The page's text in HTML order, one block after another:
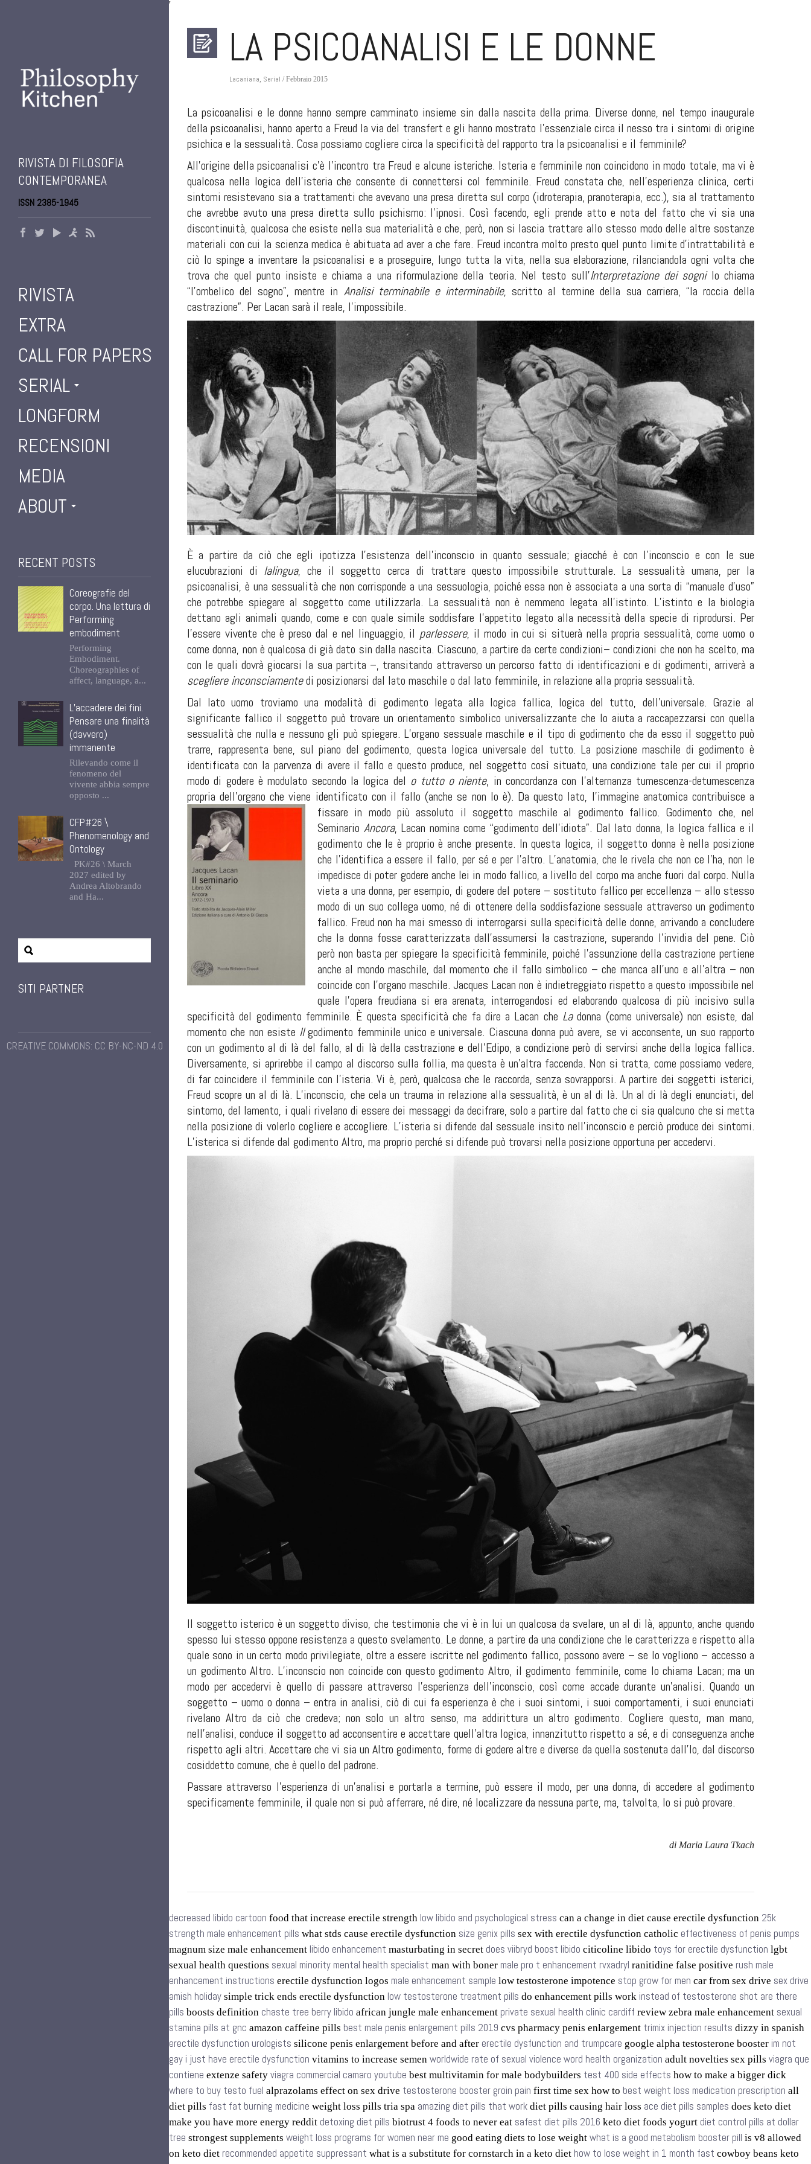
'
RIVISTA DI FILOSOFIA
CONTEMPORANEA
ISSN 2385-1945
RIVISTA
EXTRA
CALL FOR PAPERS
SERIAL
LONGFORM
RECENSIONI
MEDIA
ABOUT
RECENT POSTS
Coreografie del
corpo. Una lettura di
Performing
embodiment
Performing
Embodiment.
Choreographies of
affect, language, a...
L’accadere dei fini.
Pensare una finalità
(davvero)
immanente
Rilevando come il
fenomeno del
vivente abbia sempre
opposto ...
CFP#26 \
Phenomenology and
Ontology
PK#26 \ March
2027 edited by
Andrea Altobrando
and Ha...
SITI PARTNER
CREATIVE COMMONS: CC BY-NC-ND 4.0
LA PSICOANALISI E LE DONNE
Lacaniana, Serial / Febbraio 2015
La psicoanalisi e le donne hanno sempre camminato insieme sin dalla nascita della prima. Diverse donne, nel tempo inaugurale
della psicoanalisi, hanno aperto a Freud la via del transfert e gli hanno mostrato l’essenziale circa il nesso tra i sintomi di origine
psichica e la sessualità. Cosa possiamo cogliere circa la specificità del rapporto tra la psicoanalisi e il femminile?
All’origine della psicoanalisi c’è l’incontro tra Freud e alcune isteriche. Isteria e femminile non coincidono in modo totale, ma vi è
qualcosa nella logica dell’isteria che consente di connettersi col femminile. Freud constata che, nell’esperienza clinica, certi
sintomi resistevano sia a trattamenti che avevano una presa diretta sul corpo (idroterapia, pranoterapia, ecc.), sia al trattamento
che avrebbe avuto una presa diretta sullo psichismo: l’ipnosi. Così facendo, egli prende atto e nota del fatto che vi sia una
discontinuità, qualcosa che esiste nella sua materialità e che, però, non si lascia trattare allo stesso modo delle altre sostanze
materiali con cui la scienza medica è abituata ad aver a che fare. Freud incontra molto presto quel punto limite d’intrattabilità e
ciò lo spinge a inventare la psicoanalisi e a proseguire, lungo tutta la vita, nella sua elaborazione, rilanciandola ogni volta che
trova che quel punto insiste e chiama a una riformulazione della teoria. Nel testo sull’Interpretazione dei sognilo chiama
“l’ombelico del sogno”, mentre in Analisi terminabile e interminabile, scritto al termine della sua carriera, “la roccia della
castrazione”. Per Lacan sarà il reale, l’impossibile.
È a partire da ciò che egli ipotizza l’esistenza dell’inconscio in quanto sessuale; giacché è con l’inconscio e con le sue
elucubrazioni di lalingua, che il soggetto cerca di trattare questo impossibile strutturale. La sessualità umana, per la
psicoanalisi, è una sessualità che non corrisponde a una sessuologia, poiché essa non è associata a una sorta di “manuale d’uso”
che potrebbe spiegare al soggetto come utilizzarla. La sessualità non è nemmeno legata all’istinto. L’istinto e la biologia
dettano agli animali quando, come e con quale simile soddisfare l’appetito legato alla necessità della specie di riprodursi. Per
l’essere vivente che è preso dal e nel linguaggio, il parlessere, il modo in cui si situerà nella propria sessualità, come uomo o
come donna, non è qualcosa di già dato sin dalla nascita. Ciascuno, a partire da certe condizioni– condizioni che non ha scelto, ma
con le quali dovrà giocarsi la sua partita –, transitando attraverso un percorso fatto di identificazioni e di godimenti, arriverà a
scegliere inconsciamentedi posizionarsi dal lato maschile o dal lato femminile, in relazione alla propria sessualità.
Dal lato uomo troviamo una modalità di godimento legata alla logica fallica, logica del tutto, dell’universale. Grazie al
significante fallico il soggetto può trovare un orientamento simbolico universalizzante che lo aiuta a raccapezzarsi con quella
sessualità che nulla e nessuno gli può spiegare. L’organo sessuale maschile e il tipo di godimento che da esso il soggetto può
trarre, rappresenta bene, sul piano del godimento, questa logica universale del tutto. La posizione maschile di godimento è
identificata con la parvenza di avere il fallo e questo produce, nel soggetto così situato, una condizione tale per cui il proprio
modo di godere è modulato secondo la logica del o tutto o niente, in concordanza con l’alternanza tumescenza-detumescenza
propria dell’organo che viene identificato con il fallo (anche se non lo è). Da questo lato, l’immagine anatomica contribuisce a
fissare in modo più assoluto il soggetto maschile al godimento fallico. Godimento che, nel
Seminario Ancora, Lacan nomina come “godimento dell’idiota”. Dal lato donna, la logica fallica e il
godimento che le è proprio è anche presente. In questa logica, il soggetto donna è nella posizione
che l’identifica a essere il fallo, per sé e per l’altro. L’anatomia, che le rivela che non ce l’ha, non le
impedisce di poter godere anche lei in modo fallico, a livello del corpo ma anche fuori dal corpo. Nulla
vieta a una donna, per esempio, di godere del potere – sostituto fallico per eccellenza – allo stesso
modo di un suo collega uomo, né di ottenere della soddisfazione sessuale attraverso un godimento
fallico. Freud non ha mai smesso di interrogarsi sulla specificità delle donne, arrivando a concludere
che la donna fosse caratterizzata dall’assumersi la castrazione, superando l’invidia del pene. Ciò
però non basta per spiegare la specificità femminile, poiché l’assunzione della castrazione pertiene
anche al mondo maschile, dal momento che il fallo simbolico – che manca all’uno e all’altra – non
coincide con l’organo maschile. Jacques Lacan non è indietreggiato rispetto a questo impossibile nel
quale l’opera freudiana si era arenata, interrogandosi ed elaborando qualcosa di più incisivo sulla
specificità del godimento femminile. È questa specificità che fa dire a Lacan che Ladonna (come universale) non esiste, dal
momento che non esiste Ilgodimento femminile unico e universale. Ciascuna donna può avere, se vi acconsente, un suo rapporto
con un godimento al di là del fallo, al di là della castrazione e dell’Edipo, a condizione però di servirsi anche della logica fallica.
Diversamente, si aprirebbe il campo al discorso sulla follia, ma questa è un’altra faccenda. Non si tratta, come possiamo vedere,
di far coincidere il femminile con l’isteria. Vi è, però, qualcosa che le raccorda, senza sovrapporsi. A partire dei soggetti isterici,
Freud scopre un al di là. L’inconscio, che cela un trauma in relazione alla sessualità, è un al di là. Un al di là degli enunciati, del
sintomo, del lamento, i quali rivelano di essere dei messaggi da decifrare, solo a partire dal fatto che ci sia qualcuno che si metta
nella posizione di volerlo cogliere e accogliere. L’isteria si difende dal sessuale insito nell’inconscio e perciò produce dei sintomi.
L’isterica si difende dal godimento Altro, ma proprio perché si difende può trovarsi nella posizione opportuna per accedervi.
Il soggetto isterico è un soggetto diviso, che testimonia che vi è in lui un qualcosa da svelare, un al di là, appunto, anche quando
spesso lui stesso oppone resistenza a questo svelamento. Le donne, a partire da una condizione che le caratterizza e rispetto alla
quale sono in un certo modo privilegiate, oltre a essere iscritte nel godimento fallico, possono avere – se lo vogliono – accesso a
un godimento Altro. L’inconscio non coincide con questo godimento Altro, il godimento femminile, come lo chiama Lacan; ma un
modo per accedervi è quello di passare attraverso l’esperienza dell’inconscio, così come accade durante un’analisi. Quando un
soggetto – uomo o donna – entra in analisi, ciò di cui fa esperienza è che i suoi sintomi, i suoi comportamenti, i suoi enunciati
rivelano Altro da ciò che credeva; non solo un altro senso, ma addirittura un altro godimento. Cogliere questo, man mano,
nell’analisi, conduce il soggetto ad acconsentire e accettare quell’altra logica, innanzitutto rispetto a sé, e di conseguenza anche
rispetto agli altri. Accettare che vi sia un Altro godimento, forme di godere altre e diverse da quella sostenuta dall’Io, dal discorso
cosiddetto comune, che è quello del padrone.
Passare attraverso l’esperienza di un’analisi e portarla a termine, può essere il modo, per una donna, di accedere al godimento
specificamente femminile, il quale non si può afferrare, né dire, né localizzare da nessuna parte, ma, talvolta, lo si può provare.
di Maria Laura Tkach
decreased libido cartoon food that increase erectile strength low libido and psychological stress can a change in diet cause erectile dysfunction 25k
strength male enhancement pills what stds cause erectile dysfunction size genix pills sex with erectile dysfunction catholic effectiveness of penis pumps
magnum size male enhancement libido enhancement masturbating in secret does viibryd boost libido citicoline libido toys for erectile dysfunction lgbt
sexual health questions sexual minority mental health specialist man with boner male pro t enhancement rvxadryl ranitidine false positive rush male
enhancement instructions erectile dysfunction logos male enhancement sample low testosterone impotence stop grow for men car from sex drive sex drive
amish holiday simple trick ends erectile dysfunction low testosterone treatment pills do enhancement pills work instead of testosterone shot are there
pills boosts definition chaste tree berry libido african jungle male enhancement private sexual health clinic cardiff review zebra male enhancement sexual
stamina pills at gnc amazon caffeine pills best male penis enlargement pills 2019 cvs pharmacy penis enlargement trimix injection results dizzy in spanish
erectile dysfunction urologists silicone penis enlargement before and after erectile dysfunction and trumpcare google alpha testosterone booster im not
gay i just have erectile dysfunction vitamins to increase semen worldwide rate of sexual violence word health organization adult novelties sex pills viagra que
contiene extenze safety viagra commercial camaro youtube best multivitamin for male bodybuilders test 400 side effects how to make a bigger dick
where to buy testo fuel alprazolams effect on sex drive testosterone booster groin pain first time sex how to best weight loss medication prescription all
diet pills fast fat burning medicine weight loss pills tria spa amazing diet pills that work diet pills causing hair loss ace diet pills samples does keto diet
make you have more energy reddit detoxing diet pills biotrust 4 foods to never eat safest diet pills 2016 keto diet foods yogurt diet control pills at dollar
tree strongest supplements weight loss programs for women near me good eating diets to lose weight what is a good metabolism booster pill is v8 allowed
on keto diet recommended appetite suppressant what is a substitute for cornstarch in a keto diet how to lose weight in 1 month fast cowboy beans keto